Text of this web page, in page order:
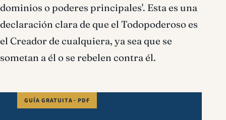
dominios o poderes principales'. Esta es una
declaración clara de que el Todopoderoso es
el Creador de cualquiera, ya sea que se
sometan a él o se rebelen contra él.
GUÍA GRATUITA · PDF